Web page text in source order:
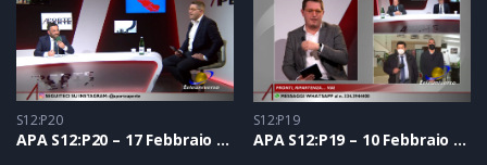
S12:P20
APA S12:P20 – 17 Febbraio 2022
S12:P19
APA S12:P19 – 10 Febbraio 2022